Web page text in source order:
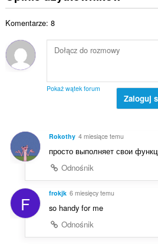
e
b
c
:
a
c
z
o
:
i
t
i
a
c
e
n
:
Komentarze: 8
Pokaż wątek forum
Zaloguj
Rokothy 4 miesiące temu
просто выполняет свои
Odnośnik
F frokjk 6 miesięcy temu
so handy for me
Odnośnik